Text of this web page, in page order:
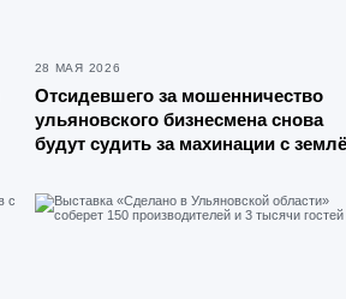
28 МАЯ 2026
Отсидевшего за мошенничество
ульяновского бизнесмена снова
будут судить за махинации с